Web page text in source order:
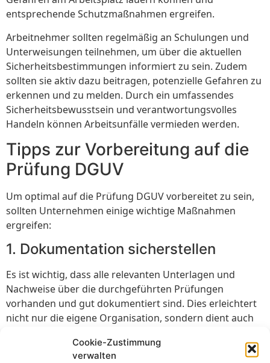
Cookie-Zustimmung
verwalten
entsprechende Schutzmaßnahmen ergreifen.
Arbeitnehmer sollten regelmäßig an Schulungen und
Unterweisungen teilnehmen, um über die aktuellen
Sicherheitsbestimmungen informiert zu sein. Zudem
sollten sie aktiv dazu beitragen, potenzielle Gefahren zu
erkennen und zu melden. Durch ein umfassendes
Sicherheitsbewusstsein und verantwortungsvolles
Handeln können Arbeitsunfälle vermieden werden.
Tipps zur Vorbereitung auf die
Prüfung DGUV
Um optimal auf die Prüfung DGUV vorbereitet zu sein,
sollten Unternehmen einige wichtige Maßnahmen
ergreifen:
1. Dokumentation sicherstellen
Es ist wichtig, dass alle relevanten Unterlagen und
Nachweise über die durchgeführten Prüfungen
vorhanden und gut dokumentiert sind. Dies erleichtert
nicht nur die eigene Organisation, sondern dient auch
2. Regelmäßige Schulungen und Unterweisungen